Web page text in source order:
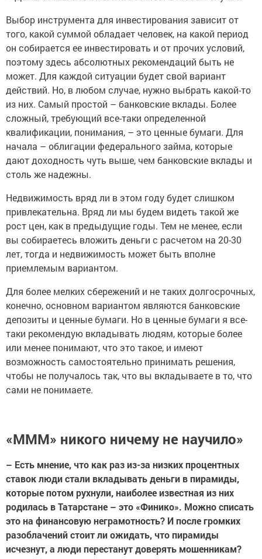
Выбор инструмента для инвестирования зависит от
того, какой суммой обладает человек, на какой период
он собирается ее инвестировать и от прочих условий,
поэтому здесь абсолютных рекомендаций быть не
может. Для каждой ситуации будет свой вариант
действий. Но, в любом случае, нужно выбрать какой-то
из них. Самый простой – банковские вклады. Более
сложный, требующий все-таки определенной
квалификации, понимания, – это ценные бумаги. Для
начала – облигации федерального займа, которые
дают доходность чуть выше, чем банковские вклады и
столь же надежны.
Недвижимость вряд ли в этом году будет слишком
привлекательна. Вряд ли мы будем видеть такой же
рост цен, как в предыдущие годы. Тем не менее, если
вы собираетесь вложить деньги с расчетом на 20-30
лет, тогда и недвижимость может быть вполне
приемлемым вариантом.
Для более мелких сбережений и не таких долгосрочных,
конечно, основном вариантом являются банковские
депозиты и ценные бумаги. Но в ценные бумаги я все-
таки рекомендую вкладывать людям, которые более
или менее понимают, что это такое, и имеют
возможность самостоятельно принимать решения,
чтобы не получалось так, что вы вкладываете в то, что
сами не понимаете.
«МММ» никого ничему не научило»
– Есть мнение, что как раз из-за низких процентных
ставок люди стали вкладывать деньги в пирамиды,
которые потом рухнули, наиболее известная из них
родилась в Татарстане – это «Финико». Можно списать
это на финансовую неграмотность? И после громких
разоблачений стоит ли ожидать, что пирамиды
исчезнут, а люди перестанут доверять мошенникам?